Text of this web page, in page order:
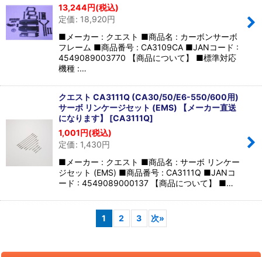
13,244円(税込)
定価: 18,920円
■メーカー : クエスト ■商品名 : カーボンサーボ
フレーム ■商品番号 : CA3109CA ■JANコード :
4549089003770 【商品について】 ■標準対応
機種 :…
クエスト CA3111Q (CA30/50/E6-550/600用)
サーボ リンケージセット (EMS) 【メーカー直送
になります】
[CA3111Q]
1,001円(税込)
定価: 1,430円
■メーカー : クエスト ■商品名 : サーボ リンケー
ジセット (EMS) ■商品番号 : CA3111Q ■JANコ
ード : 4549089000137 【商品について】 ■…
1 2 3 次»